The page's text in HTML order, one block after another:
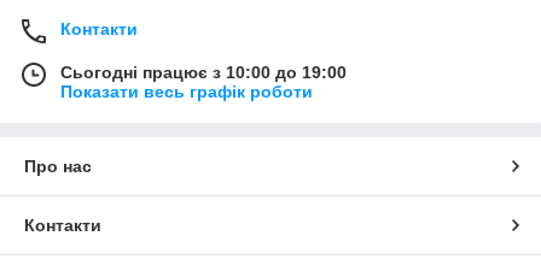
Контакти
Сьогодні працює з 10:00 до 19:00
Показати весь графік роботи
Про нас
Контакти